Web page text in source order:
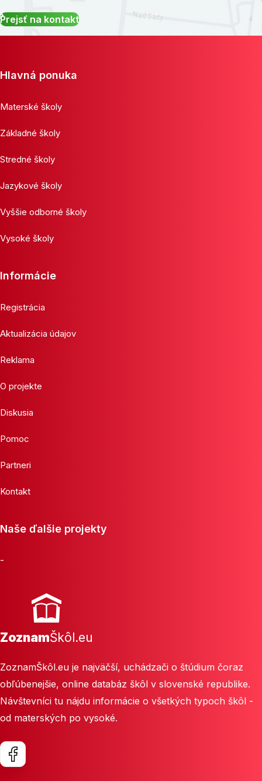
Prejsť na kontakt
Hlavná ponuka
Materské školy
Základné školy
Stredné školy
Jazykové školy
Vyššie odborné školy
Vysoké školy
Informácie
Registrácia
Aktualizácia údajov
Reklama
O projekte
Diskusia
Pomoc
Partneri
Kontakt
Naše ďalšie projekty
-
ZoznamŠkôl.eu
ZoznamŠkôl.eu je najväčší, uchádzači o štúdium čoraz
obľúbenejšie, online databáz škôl v slovenské republike.
Návštevníci tu nájdu informácie o všetkých typoch škôl -
od materských po vysoké.